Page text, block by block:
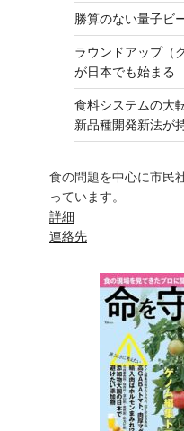
勝算のない量子ビ
ラウンドアップ（
が日本でも始まる
食料システムの大
新品種開発新法が
食の問題を中心に市民
っています。
詳細
連絡先